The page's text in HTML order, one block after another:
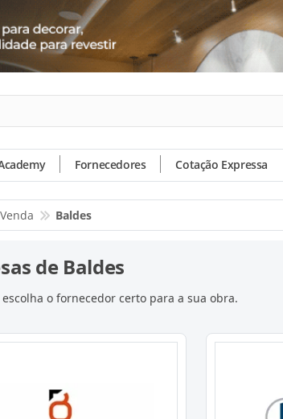
Fornecedores Cotação Expressa
Baldes
de Baldes
escolha o fornecedor certo para a sua obra.